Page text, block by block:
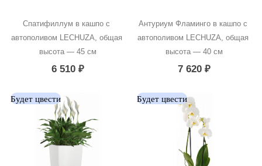
Спатифиллум в кашпо с
автополивом LECHUZA, общая
высота — 45 см
6 510 ₽
Антуриум Фламинго в кашпо с
автополивом LECHUZA, общая
высота — 40 см
7 620₽
Будет цвести Будет цвести